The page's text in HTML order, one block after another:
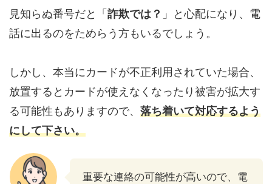
見知らぬ番号だと「 詐欺では？ 」と心配になり、電
話に出るのをためらう方もいるでしょう。
しかし、本当にカードが不正利用されていた場合、
放置するとカードが使えなくなったり被害が拡大す
る可能性もありますので、 落ち着いて対応するよう
にして下さい。
重要な連絡の可能性が高いので、電